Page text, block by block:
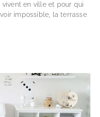
vivent en ville et pour qui
impossible, la terrasse